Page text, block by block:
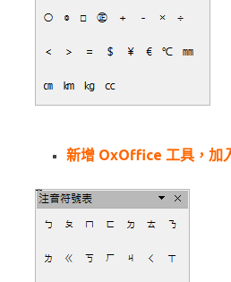
新增 OxOffice 工具，加